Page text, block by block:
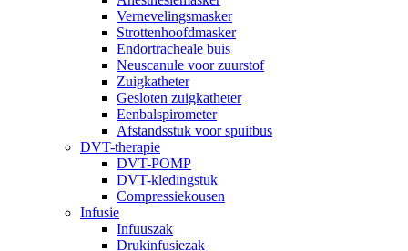
Vernevelingsmasker
Strottenhoofdmasker
Endortracheale buis
Neuscanule voor zuurstof
Zuigkatheter
Gesloten zuigkatheter
Eenbalspirometer
Afstandsstuk voor spuitbus
DVT-therapie
DVT-POMP
DVT-kledingstuk
Compressiekousen
Infusie
Infuuszak
Drukinfusiezak